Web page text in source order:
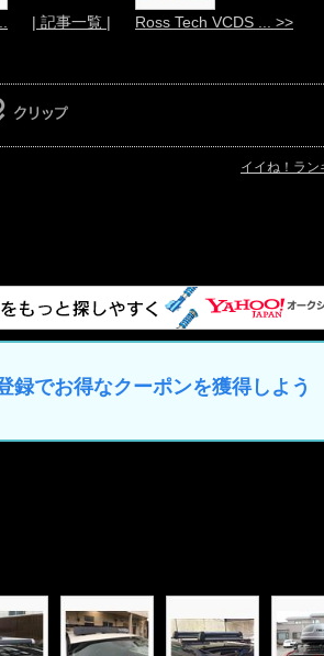
| 記事一覧 | Ross Tech VCDS ... >>
イイね！ラ
録でお得なクーポンを獲得しよう